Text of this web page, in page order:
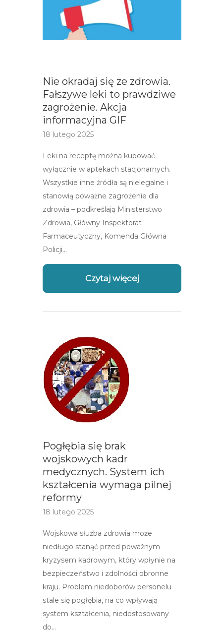
Nie okradaj się ze zdrowia.
Fałszywe leki to prawdziwe
zagrożenie. Akcja
informacyjna GIF
18 lutego 2025
Leki na receptę można kupować
wyłącznie w aptekach stacjonarnych.
Wszystkie inne źródła są nielegalne i
stanowią poważne zagrożenie dla
zdrowia – podkreślają Ministerstwo
Zdrowia, Główny Inspektorat
Farmaceutyczny, Komenda Główna
Policji…
Czytaj więcej
Pogłębia się brak
wojskowych kadr
medycznych. System ich
kształcenia wymaga pilnej
reformy
18 lutego 2025
Wojskowa służba zdrowia może
niedługo stanąć przed poważnym
kryzysem kadrowym, który wpłynie na
bezpieczeństwo i zdolności obronne
kraju. Problem niedoborów personelu
stale się pogłębia, na co wpływają
system kształcenia, niedostosowany
do…